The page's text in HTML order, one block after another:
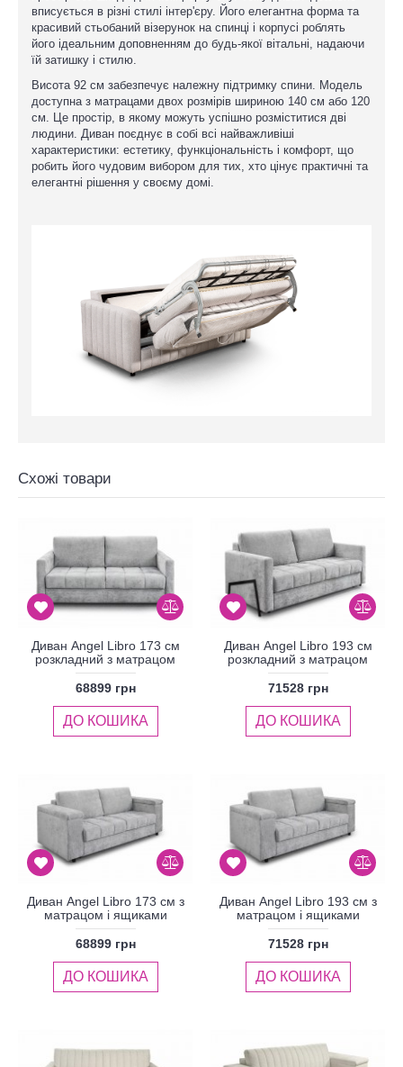
вписується в різні стилі інтер'єру. Його елегантна форма та
красивий стьобаний візерунок на спинці і корпусі роблять
його ідеальним доповненням до будь-якої вітальні, надаючи
їй затишку і стилю.
Висота 92 см забезпечує належну підтримку спини. Модель
доступна з матрацами двох розмірів шириною 140 см або 120
см. Це простір, в якому можуть успішно розміститися дві
людини. Диван поєднує в собі всі найважливіші
характеристики: естетику, функціональність і комфорт, що
робить його чудовим вибором для тих, хто цінує практичні та
елегантні рішення у своєму домі.
Схожі товари
Диван Angel Libro 173 см
розкладний з матрацом
68899 грн
ДО КОШИКА
Диван Angel Libro 193 см
розкладний з матрацом
71528 грн
ДО КОШИКА
Диван Angel Libro 173 см з
матрацом і ящиками
68899 грн
ДО КОШИКА
Диван Angel Libro 193 см з
матрацом і ящиками
71528 грн
ДО КОШИКА